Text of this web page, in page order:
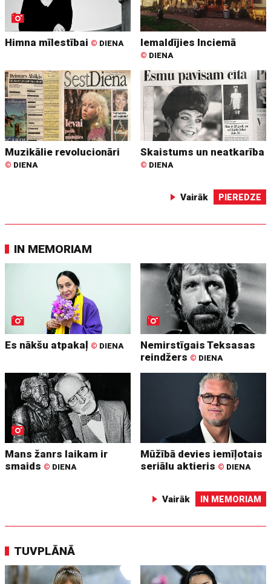
Himna mīlestībai © DIENA Iemaldījies Inciemā
© DIENA
Muzikālie revolucionāri
© DIENA
Skaistums un neatkarība
© DIENA
Vairāk PIEREDZE
IN MEMORIAM
Es nākšu atpakaļ © DIENA
Nemirstīgais Teksasas
reindžers © DIENA
Mans žanrs laikam ir
smaids © DIENA
Mūžībā devies iemīļotais
seriālu aktieris © DIENA
Vairāk IN MEMORIAM
TUVPLĀNĀ